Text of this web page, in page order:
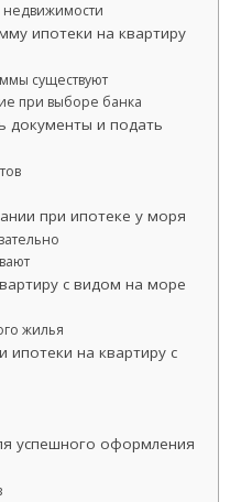
ипотеки на квартиру
существуют
при выборе банка
документы и подать
при ипотеке у моря
с видом на море
жилья
ипотеки на квартиру с
успешного оформления